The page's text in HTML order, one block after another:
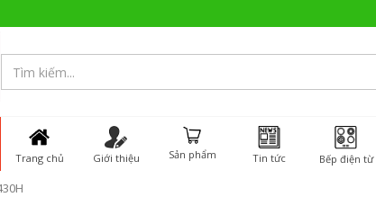
Trang chủ Giới thiệu Sản phẩm Tin tức Bếp điện từ